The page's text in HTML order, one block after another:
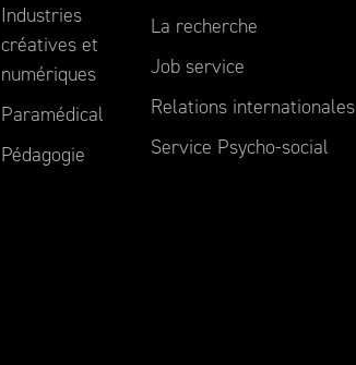
Industries
créatives et
numériques
Paramédical
Pédagogie
La recherche
Job service
Relations internationales
Service Psycho-social